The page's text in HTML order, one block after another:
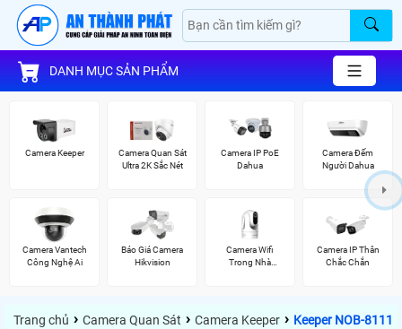
DANH MỤC SẢN PHẨM
Camera Keeper
Camera Quan Sát
Ultra 2K Sắc Nét
Camera IP PoE
Dahua
Camera Đếm
Người Dahua
Camera Vantech
Công Nghệ Ai
Báo Giá Camera
Hikvision
Camera Wifi
Trong Nhà
Camera IP Thân
Chắc Chắn
Trang chủ › Camera Quan Sát › Camera Keeper › Keeper NOB-8111